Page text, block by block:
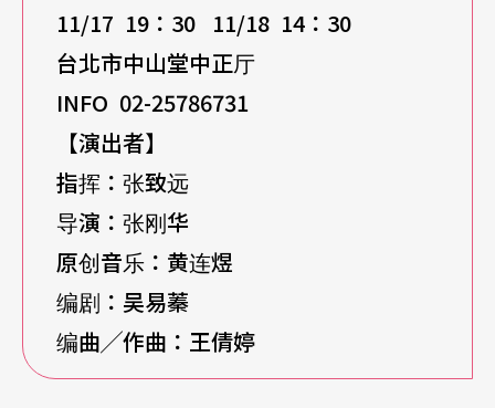
11/17 19 ：30 11/18 14：30
台北市中山堂中正厅
INFO 02-25786731
【演出者】
指挥：张致远
导演：张刚华
原创音乐：黄连煜
编剧：吴易蓁
编曲╱作曲：王倩婷